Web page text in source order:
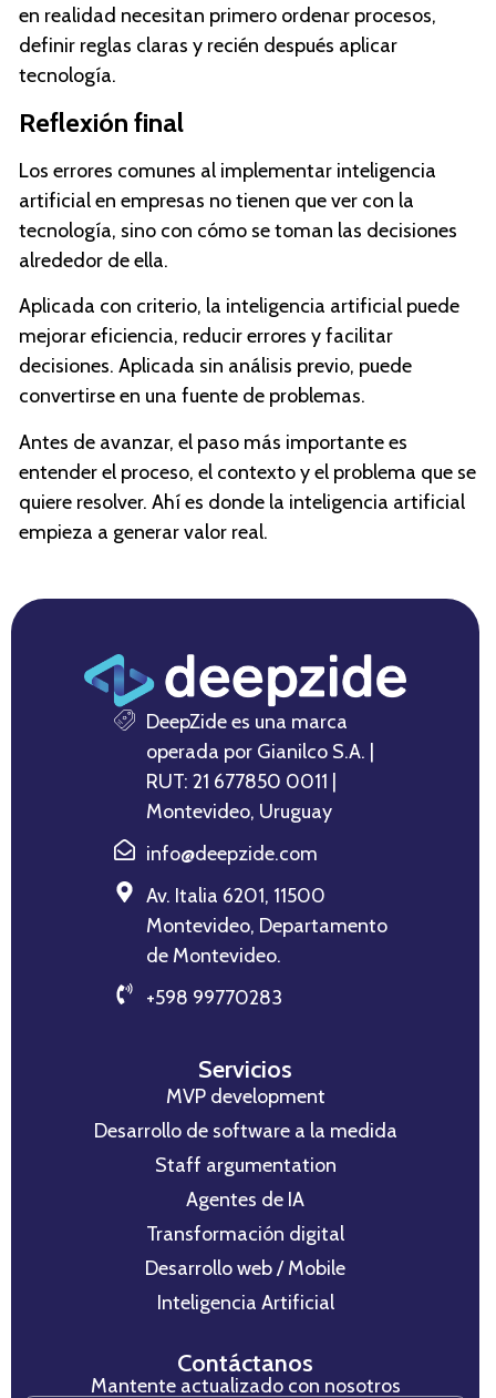
en realidad necesitan primero ordenar procesos,
definir reglas claras y recién después aplicar
tecnología.
Reflexión final
Los errores comunes al implementar inteligencia
artificial en empresas no tienen que ver con la
tecnología, sino con cómo se toman las decisiones
alrededor de ella.
Aplicada con criterio, la inteligencia artificial puede
mejorar eficiencia, reducir errores y facilitar
decisiones. Aplicada sin análisis previo, puede
convertirse en una fuente de problemas.
Antes de avanzar, el paso más importante es
entender el proceso, el contexto y el problema que se
quiere resolver. Ahí es donde la inteligencia artificial
empieza a generar valor real.
DeepZide es una marca
operada por Gianilco S.A. |
RUT: 21 677850 0011 |
Montevideo, Uruguay
info@deepzide.com
Av. Italia 6201, 11500
Montevideo, Departamento
de Montevideo.
+598 99770283
Servicios
MVP development
Desarrollo de software a la medida
Staff argumentation
Agentes de IA
Transformación digital
Desarrollo web / Mobile
Inteligencia Artificial
Contáctanos
Mantente actualizado con nosotros